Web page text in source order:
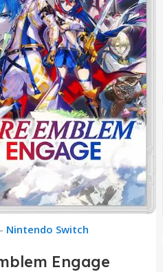
- Nintendo Switch
Engage